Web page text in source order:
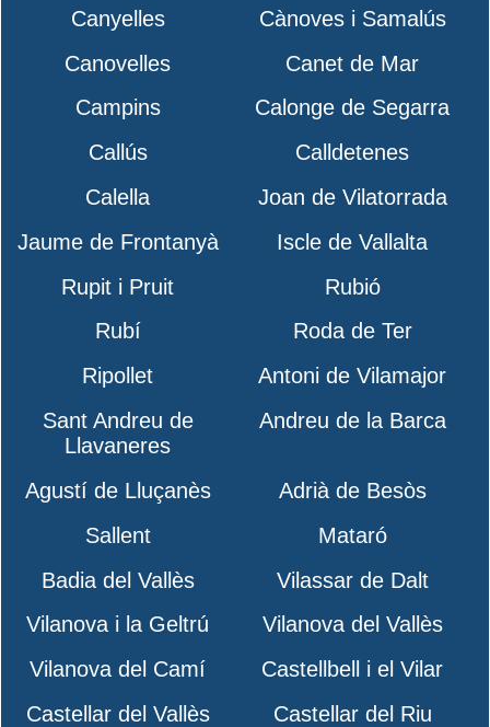
Canyelles
Cànoves i Samalús
Canovelles
Canet de Mar
Campins
Calonge de Segarra
Callús
Calldetenes
Calella
Joan de Vilatorrada
Jaume de Frontanyà
Iscle de Vallalta
Rupit i Pruit
Rubió
Rubí
Roda de Ter
Ripollet
Antoni de Vilamajor
Sant Andreu de
Llavaneres
Andreu de la Barca
Agustí de Lluçanès
Adrià de Besòs
Sallent
Mataró
Badia del Vallès
Vilassar de Dalt
Vilanova i la Geltrú
Vilanova del Vallès
Vilanova del Camí
Castellbell i el Vilar
Castellar del Vallès
Castellar del Riu